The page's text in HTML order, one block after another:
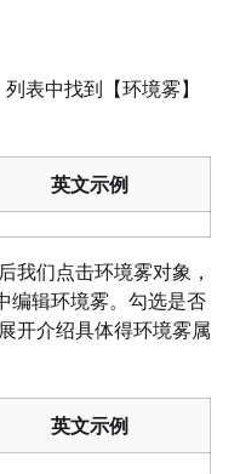
表中找到【环境雾】
英文示例
我们点击环境雾对象，
编辑环境雾。勾选是否
开介绍具体得环境雾属
英文示例